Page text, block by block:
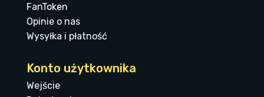
FanToken
Opinie o nas
Wysyłka i płatność
Konto użytkownika
Wejście